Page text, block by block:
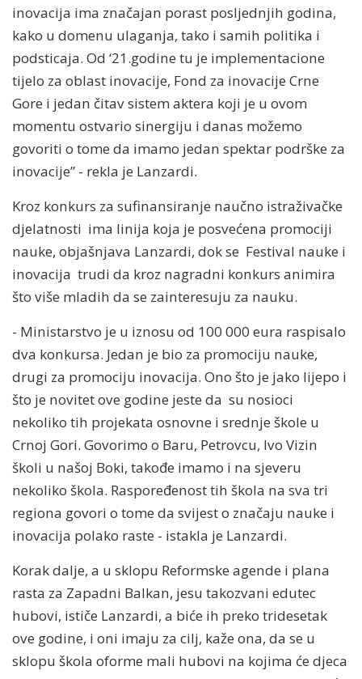
inovacija ima značajan porast posljednjih godina,
kako u domenu ulaganja, tako i samih politika i
podsticaja. Od ‘21.godine tu je implementacione
tijelo za oblast inovacije, Fond za inovacije Crne
Gore i jedan čitav sistem aktera koji je u ovom
momentu ostvario sinergiju i danas možemo
govoriti o tome da imamo jedan spektar podrške za
inovacije” - rekla je Lanzardi.
Kroz konkurs za sufinansiranje naučno istraživačke
djelatnosti ima linija koja je posvećena promociji
nauke, objašnjava Lanzardi, dok se Festival nauke i
inovacija trudi da kroz nagradni konkurs animira
što više mladih da se zainteresuju za nauku.
- Ministarstvo je u iznosu od 100 000 eura raspisalo
dva konkursa. Jedan je bio za promociju nauke,
drugi za promociju inovacija. Ono što je jako lijepo i
što je novitet ove godine jeste da su nosioci
nekoliko tih projekata osnovne i srednje škole u
Crnoj Gori. Govorimo o Baru, Petrovcu, Ivo Vizin
školi u našoj Boki, takođe imamo i na sjeveru
nekoliko škola. Raspoređenost tih škola na sva tri
regiona govori o tome da svijest o značaju nauke i
inovacija polako raste - istakla je Lanzardi.
Korak dalje, a u sklopu Reformske agende i plana
rasta za Zapadni Balkan, jesu takozvani edutec
hubovi, ističe Lanzardi, a biće ih preko tridesetak
ove godine, i oni imaju za cilj, kaže ona, da se u
sklopu škola oforme mali hubovi na kojima će djeca